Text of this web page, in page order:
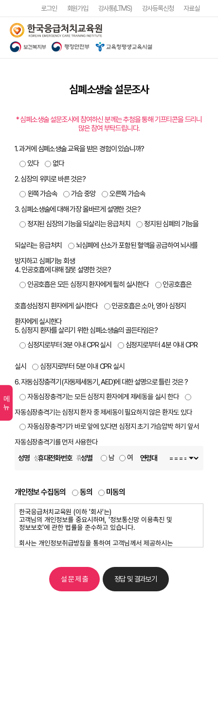
로그인 회원가입 강사통(LTMS) 강사등록신청 자료실
심폐소생술 설문조사
메뉴
* 심폐소생술 설문조사에 참여하신 분께는 추첨을 통해 기프티콘을 드리니
많은 참여 부탁드립니다.
1. 과거에 심폐소생술 교육을 받은 경험이 있습니까?
있다
없다
2. 심장의 위치로 바른 것은?
왼쪽 가슴속
가슴 중앙
오른쪽 가슴속
3. 심폐소생술에 대해 가장 올바르게 설명한 것은?
정지된 심장의 기능을 되살리는 응급처치
정지된 심폐의 기능을
되살리는 응급처치
뇌심폐에 산소가 포함된 혈액을 공급하여 뇌사를
방지하고 심폐기능 회생
4. 인공호흡에 대해 잘못 설명한 것은?
인공호흡은 모든 심정지 환자에게 필히 실시한다
인공호흡은
호흡성심정지 환자에게 실시한다
인공호흡은 소아, 영아 심정지
환자에게 실시한다
5. 심정지 환자를 살리기 위한 심폐소생술의 골든타임은?
심정지로부터 3분 이내 CPR 실시
심정지로부터 4분 이내 CPR
실시
심정지로부터 5분 이내 CPR 실시
6. 자동심장충격기(자동제세동기, AED)에 대한 설명으로 틀린 것은 ?
자동심장충격기는 모든 심정지 환자에게 제세동을 실시 한다
자동심장충격기는 심정지 환자 중 제세동이 필요하지 않은 환자도 있다
자동심장충격기가 바로 앞에 있다면 심정지 초기 가슴압박 하기 앞서
자동심장충격기를 먼저 사용한다
성명 휴대전화번호 성별 남 여 연령대
개인정보 수집동의 동의 미동의
설 문 제 출 정답 및 결과보기